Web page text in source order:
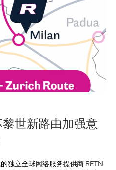
世新路由加强意
独立全球网络服务提供商 RETN